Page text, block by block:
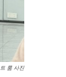
룸 사진